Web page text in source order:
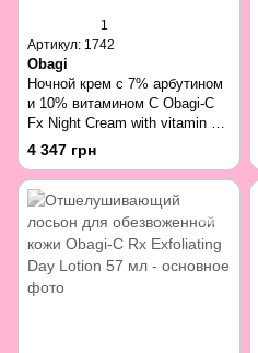
1
Артикул: 1742
Obagi
Ночной крем c 7% арбутином
и 10% витамином C Obagi-C
Fx Night Cream with vitamin C
and arbutin 57 г
4 347 грн